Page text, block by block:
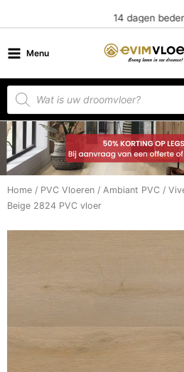
inhoud
14 dagen
Menu
Producten
zoeken
Home / PVC Vloeren / Ambiant PVC /
Beige 2824 PVC vloer